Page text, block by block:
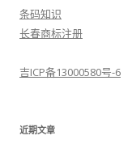
条码知识
长春商标注册
吉ICP备13000580号-6
近期文章